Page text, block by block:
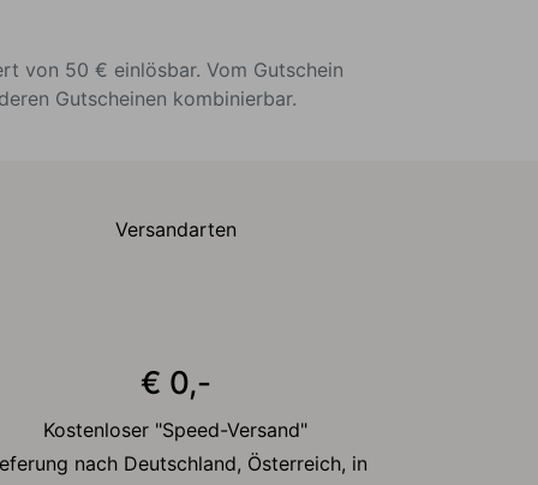
von 50 € einlösbar. Vom Gutschein
Gutscheinen kombinierbar.
Versandarten
€ 0,-
Kostenloser "Speed-Versand"
nach Deutschland, Österreich, in